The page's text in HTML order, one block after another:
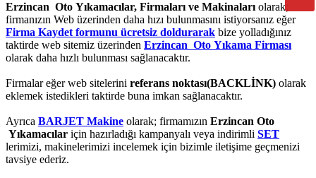
Erzincan Oto Yıkamacılar, Firmaları ve Makinalarıolarak;
firmanızın Web üzerinden daha hızı bulunmasını istiyorsanız eğer
Firma Kaydet formunu ücretsiz doldurarak bize yolladığınız
taktirde web sitemiz üzerinden Erzincan Oto Yıkama Firması
olarak daha hızlı bulunması sağlanacaktır.
Firmalar eğer web sitelerini referans noktası(BACKLİNK) olarak
eklemek istedikleri taktirde buna imkan sağlanacaktır.
Ayrıca BARJET Makine olarak; firmamızın Erzincan Oto
Yıkamacılar için hazırladığı kampanyalı veya indirimli SET
lerimizi, makinelerimizi incelemek için bizimle iletişime geçmenizi
tavsiye ederiz.